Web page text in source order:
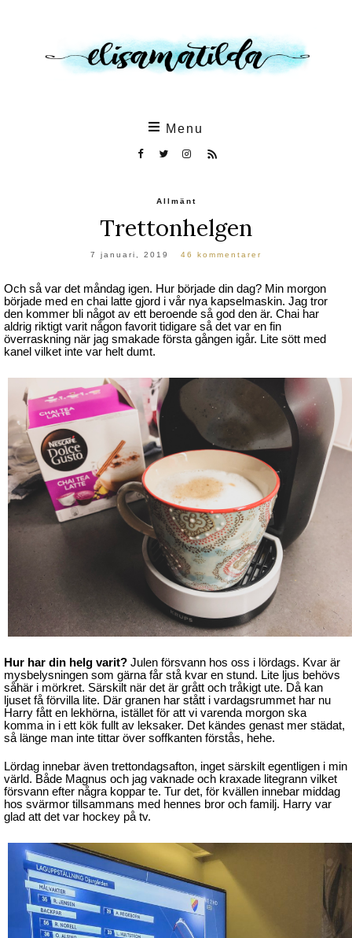
Menu
Allmänt
Trettonhelgen
7 januari, 2019 46 kommentarer
Och så var det måndag igen. Hur började din dag? Min morgon
började med en chai latte gjord i vår nya kapselmaskin. Jag tror
den kommer bli något av ett beroende så god den är. Chai har
aldrig riktigt varit någon favorit tidigare så det var en fin
överraskning när jag smakade första gången igår. Lite sött med
kanel vilket inte var helt dumt.
Hur har din helg varit? Julen försvann hos oss i lördags. Kvar är
mysbelysningen som gärna får stå kvar en stund. Lite ljus behövs
såhär i mörkret. Särskilt när det är grått och tråkigt ute. Då kan
ljuset få förvilla lite. Där granen har stått i vardagsrummet har nu
Harry fått en lekhörna, istället för att vi varenda morgon ska
komma in i ett kök fullt av leksaker. Det kändes genast mer städat,
så länge man inte tittar över soffkanten förstås, hehe.
Lördag innebar även trettondagsafton, inget särskilt egentligen i min
värld. Både Magnus och jag vaknade och kraxade litegrann vilket
försvann efter några koppar te. Tur det, för kvällen innebar middag
hos svärmor tillsammans med hennes bror och familj. Harry var
glad att det var hockey på tv.